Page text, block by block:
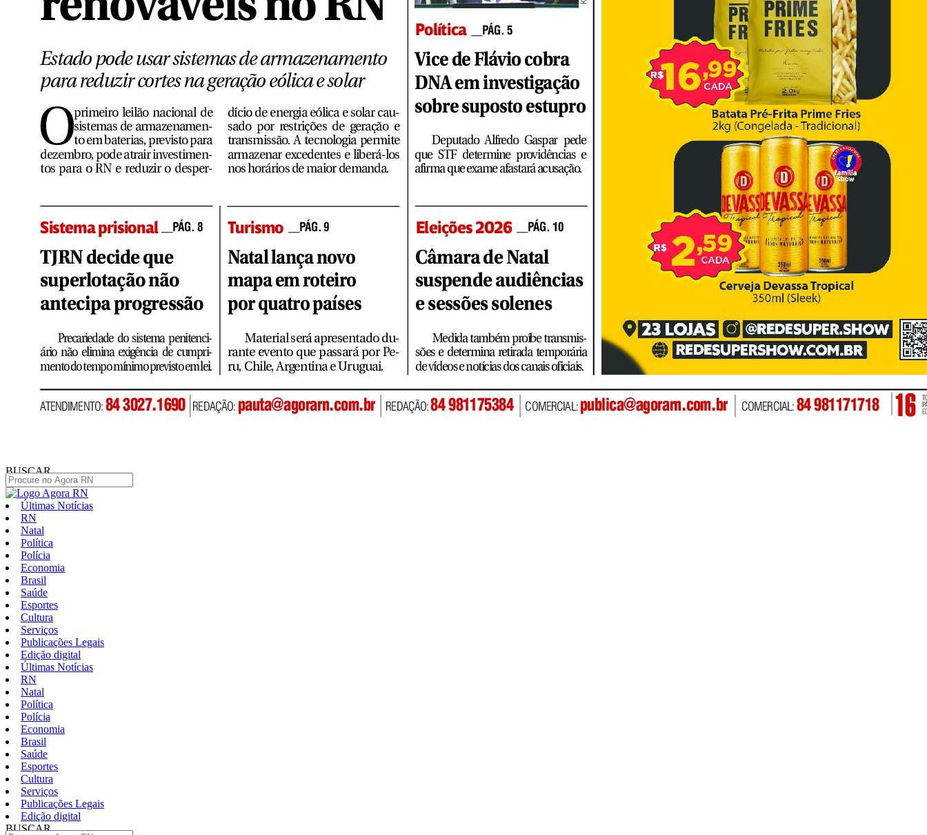
BUSCAR
Últimas Notícias
RN
Natal
Política
Polícia
Economia
Brasil
Saúde
Esportes
Cultura
Serviços
Publicações Legais
Edição digital
Últimas Notícias
RN
Natal
Política
Polícia
Economia
Brasil
Saúde
Esportes
Cultura
Serviços
Publicações Legais
Edição digital
BUSCAR